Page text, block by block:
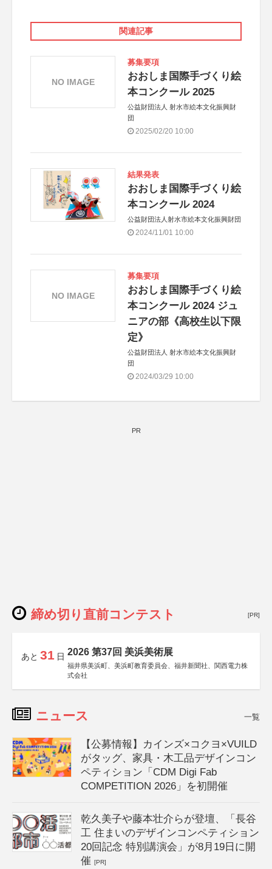
関連記事
募集要項
おおしま国際手づくり絵
本コンクール 2025
公益財団法人 射水市絵本文化振興財
団
2025/02/20 10:00
NO IMAGE
結果発表
おおしま国際手づくり絵
本コンクール 2024
公益財団法人射水市絵本文化振興財団
2024/11/01 10:00
募集要項
おおしま国際手づくり絵
本コンクール 2024 ジュ
ニアの部《高校生以下限
定》
公益財団法人 射水市絵本文化振興財
団
2024/03/29 10:00
NO IMAGE
PR
締め切り直前コンテスト [PR]
あと 31 日 2026 第37回 美浜美術展
福井県美浜町、美浜町教育委員会、福井新聞社、関西電力株
式会社
ニュース 一覧
【公募情報】カインズ×コクヨ×VUILD
がタッグ、家具・木工品デザインコン
ペティション「CDM Digi Fab
COMPETITION 2026」を初開催
乾久美子や藤本壮介らが登壇、「長谷
工 住まいのデザインコンペティション
20回記念 特別講演会」が8月19日に開
催[PR]